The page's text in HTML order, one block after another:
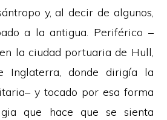
y, al decir de algunos,
a la antigua. Periférico –
la ciudad portuaria de Hull,
Inglaterra, donde dirigía la
y tocado por esa forma
que hace que se sienta